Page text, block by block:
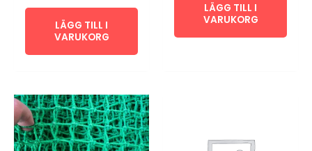
LÄGG TILL I
VARUKORG
LÄGG TILL I
VARUKORG